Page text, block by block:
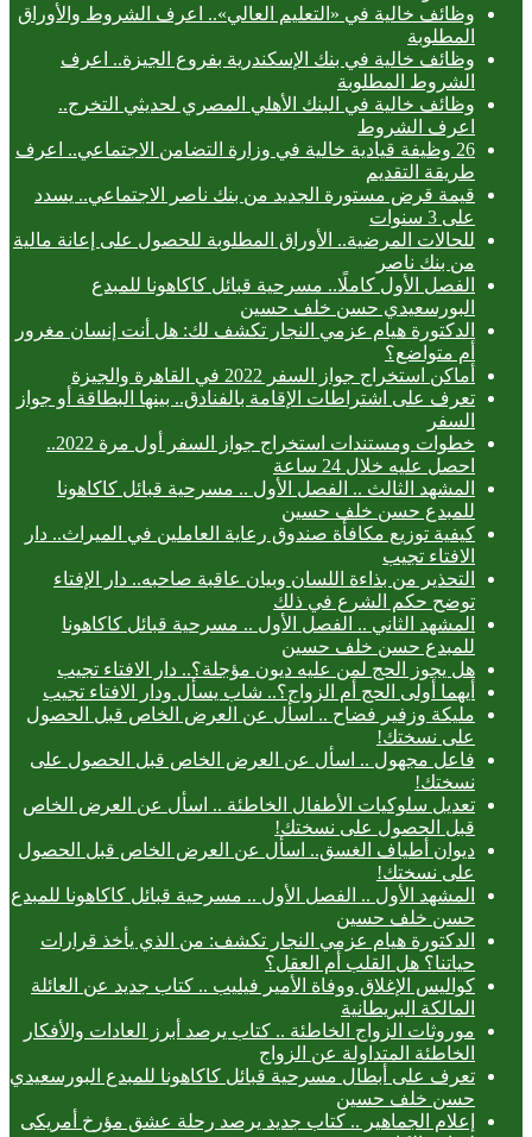
وظائف خالية في «التعليم العالي».. اعرف الشروط والأوراق
المطلوبة
وظائف خالية في بنك الإسكندرية بفروع الجيزة.. اعرف
الشروط المطلوبة
وظائف خالية في البنك الأهلي المصري لحديثي التخرج..
اعرف الشروط
26 وظيفة قيادية خالية في وزارة التضامن الاجتماعي.. اعرف
طريقة التقديم
قيمة قرض مستورة الجديد من بنك ناصر الاجتماعي.. يسدد
على 3 سنوات
للحالات المرضية.. الأوراق المطلوبة للحصول على إعانة مالية
من بنك ناصر
الفصل الأول كاملًا.. مسرحية قبائل كاكاهونا للمبدع
البورسعيدي حسن خلف حسين
الدكتورة هيام عزمي النجار تكشف لك: هل أنت إنسان مغرور
أم متواضع؟
أماكن استخراج جواز السفر 2022 في القاهرة والجيزة
تعرف على اشتراطات الإقامة بالفنادق.. بينها البطاقة أو جواز
السفر
خطوات ومستندات استخراج جواز السفر أول مرة 2022..
احصل عليه خلال 24 ساعة
المشهد الثالث .. الفصل الأول .. مسرحية قبائل كاكاهونا
للمبدع حسن خلف حسين
كيفية توزيع مكافأة صندوق رعاية العاملين في الميراث.. دار
الافتاء تجيب
التحذير من بذاءة اللسان وبيان عاقبة صاحبه.. دار الإفتاء
توضح حكم الشرع في ذلك
المشهد الثاني .. الفصل الأول .. مسرحية قبائل كاكاهونا
للمبدع حسن خلف حسين
هل يجوز الحج لمن عليه ديون مؤجلة؟.. دار الافتاء تجيب
أيهما أولى الحج أم الزواج؟.. شاب يسأل ودار الافتاء تجيب
مليكة وزفير فضاح .. اسأل عن العرض الخاص قبل الحصول
على نسختك!
فاعل مجهول .. اسأل عن العرض الخاص قبل الحصول على
نسختك!
تعديل سلوكيات الأطفال الخاطئة .. اسأل عن العرض الخاص
قبل الحصول على نسختك!
ديوان أطياف الغسق.. اسأل عن العرض الخاص قبل الحصول
على نسختك!
المشهد الأول .. الفصل الأول .. مسرحية قبائل كاكاهونا للمبدع
حسن خلف حسين
الدكتورة هيام عزمي النجار تكشف: من الذي يأخذ قرارات
حياتنا؟ هل القلب أم العقل؟
كواليس الإغلاق ووفاة الأمير فيليب .. كتاب جديد عن العائلة
المالكة البريطانية
موروثات الزواج الخاطئة .. كتاب يرصد أبرز العادات والأفكار
الخاطئة المتداولة عن الزواج
تعرف على أبطال مسرحية قبائل كاكاهونا للمبدع البورسعيدي
حسن خلف حسين
إعلام الجماهير .. كتاب جديد يرصد رحلة عشق مؤرخ أمريكى